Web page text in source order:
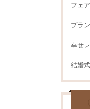
フェ
プラ
幸せ
結婚